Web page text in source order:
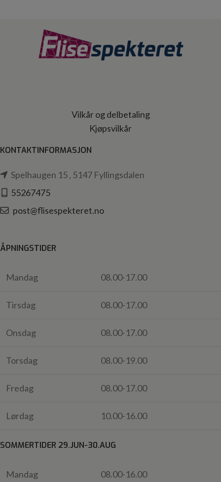
Vilkår og delbetaling
Kjøpsvilkår
KONTAKTINFORMASJON
Spelhaugen 15 , 5147 Fyllingsdalen
55267475
post@flisespekteret.no
ÅPNINGSTIDER
Mandag 08.00-17.00
Tirsdag 08.00-17.00
Onsdag 08.00-17.00
Torsdag 08.00-19.00
Fredag 08.00-17.00
Lørdag 10.00-16.00
SOMMERTIDER 29.JUN-30.AUG
Mandag 08.00-16.00